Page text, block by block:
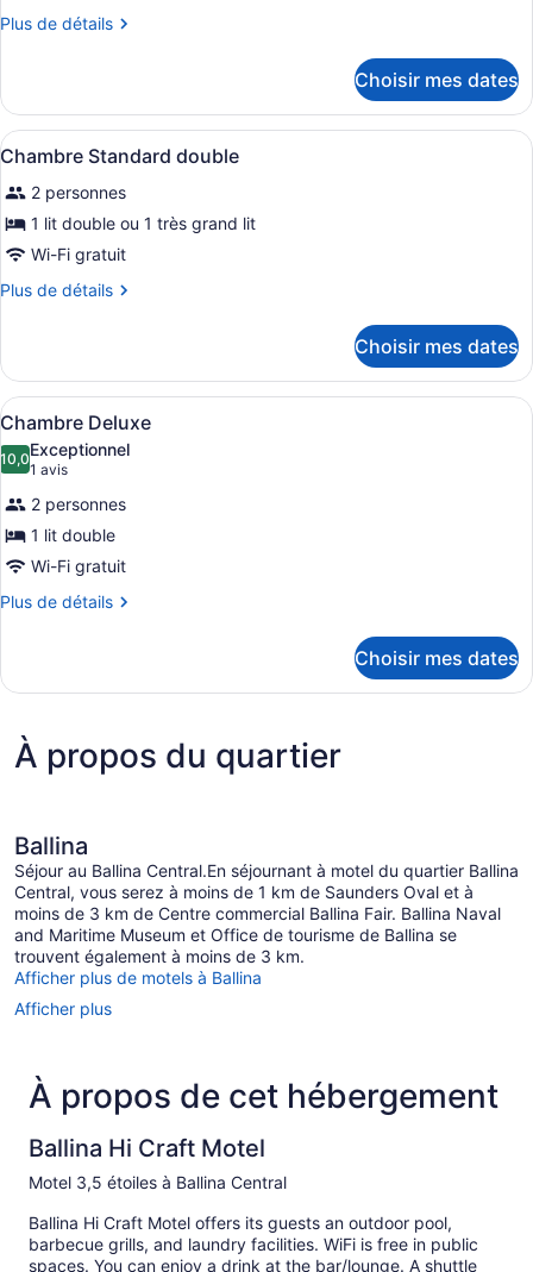
de
familiale,
2
chambres
(5
people)
Plus de détails
Plus
Chambre
familiale,
2
(5
people)
Choisir mes dates
Afficher
toutes
les
photos
pour
ce
type
chambre :
Chambre
Standard
double
Une chambre d’hôtel équipée
6
Chambre Standard double
2 personnes
1 lit double ou 1 très grand lit
Wi-Fi gratuit
Plus de détails
Plus
Chambre
Standard
double
Choisir mes dates
Afficher
toutes
les
photos
pour
ce
type
de
Deluxe
Une chambre d’hôtel avec un lit,
9
Chambre Deluxe
10,010,0 sur 10
Exceptionnel
1 avis
(1 avis)
2 personnes
1 lit double
Wi-Fi gratuit
Plus de détails
Plus
Chambre
Choisir mes dates
À propos du quartier
Ballina
Séjour au Ballina Central.En séjournant à motel du quartier Ballina
Central, vous serez à moins de 1 km de Saunders Oval et à
moins de 3 km de Centre commercial Ballina Fair. Ballina Naval
and Maritime Museum et Office de tourisme de Ballina se
trouvent également à moins de 3 km.
Afficher plus de motels à Ballina
Afficher plus
À propos de cet hébergement
Ballina Hi Craft Motel
Motel 3,5 étoiles à Ballina Central
Ballina Hi Craft Motel offers its guests an outdoor pool,
barbecue grills, and laundry facilities. WiFi is free in public
spaces. You can enjoy a drink at the bar/lounge. A shuttle